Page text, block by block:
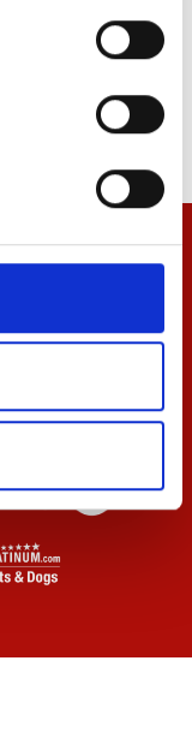
Pullover Essentials